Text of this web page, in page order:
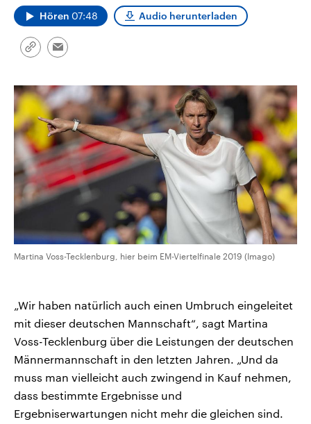
und Hintergründe zu den Parteien
und Kandidaten der anstehenden
Wahl.
Sendungen Programm Podcasts
Audio-Archiv
Hören 07:48 Audio herunterladen
Link
Email
Martina Voss-Tecklenburg, hier beim EM-Viertelfinale 2019 (Imago)
„Wir haben natürlich auch einen Umbruch eingeleitet
mit dieser deutschen Mannschaft“, sagt Martina
Voss-Tecklenburg über die Leistungen der deutschen
Männermannschaft in den letzten Jahren. „Und da
muss man vielleicht auch zwingend in Kauf nehmen,
dass bestimmte Ergebnisse und
Ergebniserwartungen nicht mehr die gleichen sind.